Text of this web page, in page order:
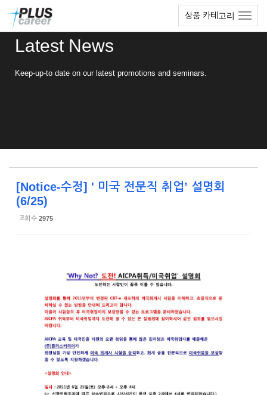
상품 카테고리
Latest News
Keep-up-to date on our latest promotions and seminars.
[Notice-수정] ' 미국 전문직 취업’ 설명회
(6/25)
조회 수 2975